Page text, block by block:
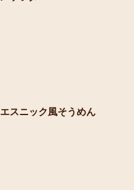
エスニック風そうめん